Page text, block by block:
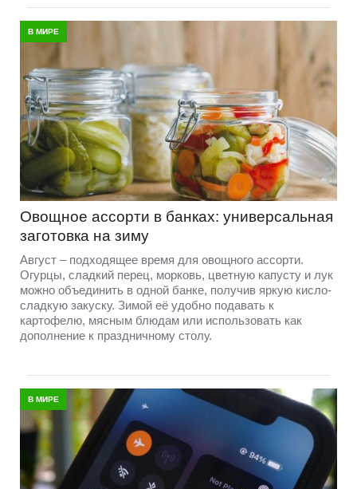
В МИРЕ
Овощное ассорти в банках: универсальная
заготовка на зиму
Август – подходящее время для овощного ассорти.
Огурцы, сладкий перец, морковь, цветную капусту и лук
можно объединить в одной банке, получив яркую кисло-
сладкую закуску. Зимой её удобно подавать к
картофелю, мясным блюдам или использовать как
дополнение к праздничному столу.
В МИРЕ